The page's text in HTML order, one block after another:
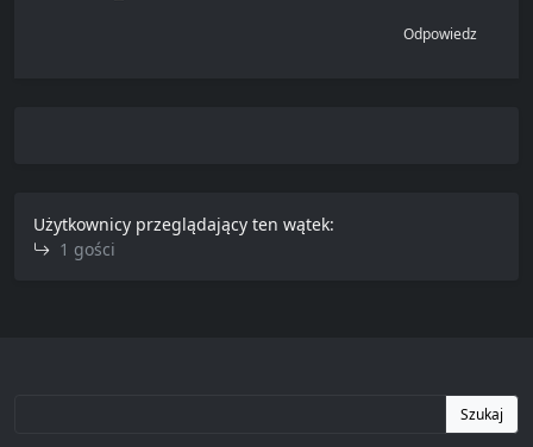
Odpowiedz
Użytkownicy przeglądający ten wątek:
1 gości
Szukaj